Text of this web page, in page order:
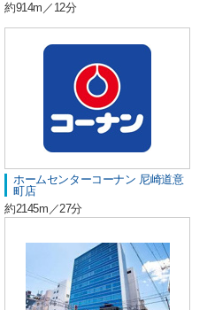
約914m／12分
ホームセンターコーナン 尼崎道意
町店
約2145m／27分